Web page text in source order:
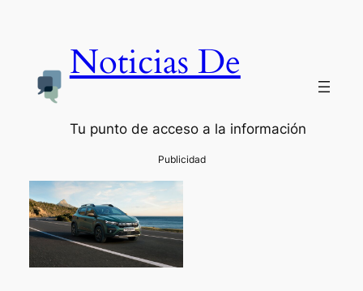
Noticias De
Tu punto de acceso a la información